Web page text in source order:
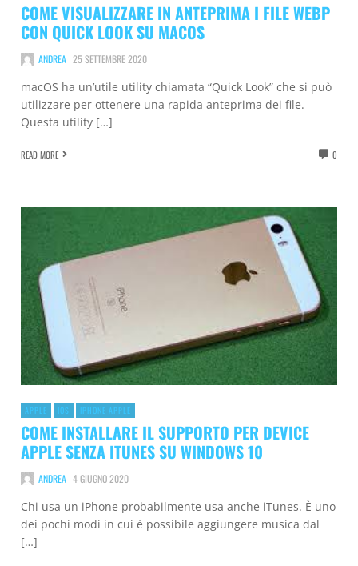
COME VISUALIZZARE IN ANTEPRIMA I FILE WEBP
CON QUICK LOOK SU MACOS
ANDREA 25 SETTEMBRE 2020
macOS ha un’utile utility chiamata “Quick Look” che si può
utilizzare per ottenere una rapida anteprima dei file.
Questa utility […]
READ MORE 0
APPLE IOS IPHONE APPLE
COME INSTALLARE IL SUPPORTO PER DEVICE
APPLE SENZA ITUNES SU WINDOWS 10
ANDREA 4 GIUGNO 2020
Chi usa un iPhone probabilmente usa anche iTunes. È uno
dei pochi modi in cui è possibile aggiungere musica dal
[…]